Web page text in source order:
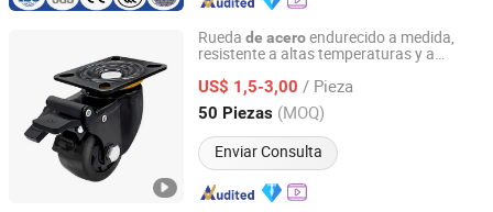
Rueda de aceroendurecido a medida,
resistente a altas temperaturas y a
resistencia
US$ 1,5-3,00 / Pieza
50 Piezas (MOQ)
Enviar Consulta
Century Langyi Caster and Trolley Mfg Co., Ltd
Hebei, China Desde 2025